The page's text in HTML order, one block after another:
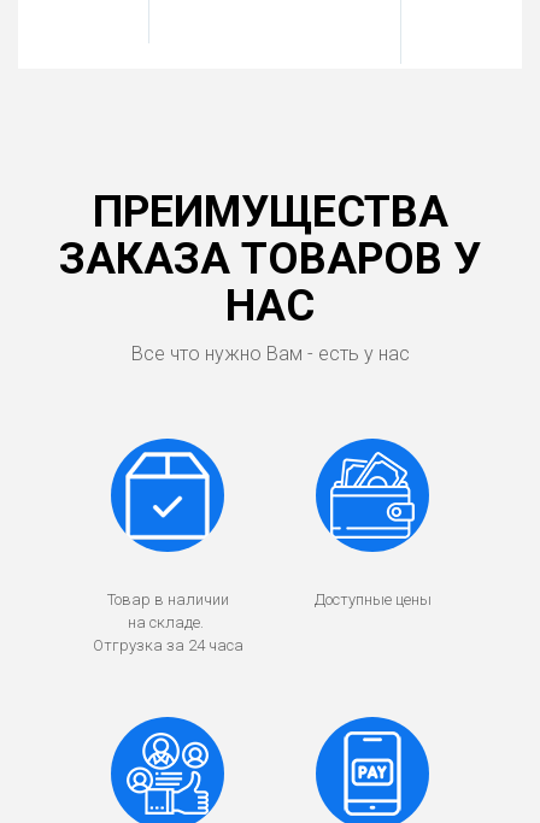
ПРЕИМУЩЕСТВА
ЗАКАЗА ТОВАРОВ У
НАС
Все что нужно Вам - есть у нас
Товар в наличии
на складе.
Отгрузка за 24 часа
Доступные цены